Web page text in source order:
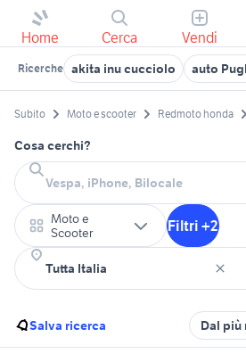
Home Cerca Vendi
Ricerche akita inu cucciolo auto
Subito Moto e scooter Redmoto honda
Cosa cerchi?
Moto e
Scooter
Filtri +2
Salva ricerca Dal più